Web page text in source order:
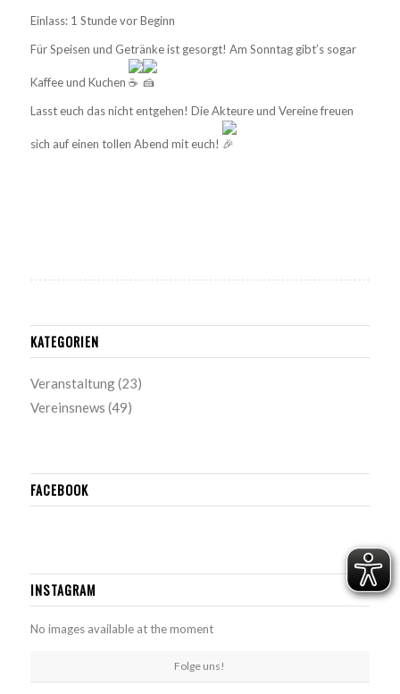
Einlass: 1 Stunde vor Beginn
Für Speisen und Getränke ist gesorgt! Am Sonntag gibt’s sogar
Kaffee und Kuchen
Lasst euch das nicht entgehen! Die Akteure und Vereine freuen
sich auf einen tollen Abend mit euch!
KATEGORIEN
Veranstaltung(23)
Vereinsnews (49)
FACEBOOK
INSTAGRAM
No images available at the moment
Folge uns!